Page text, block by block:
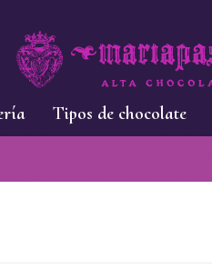
Tipos de chocolate